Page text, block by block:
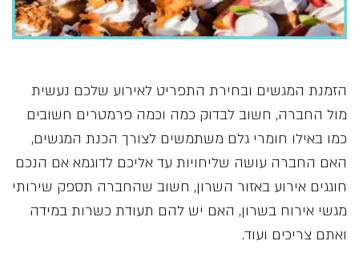
הזמנת המגשים ובחירת התפריט לאירוע שלכם נעשית
מול החברה, חשוב לבדוק כמה וכמה פרמטרים חשובים
כמו באילו חומרי גלם משתמשים לצורך הכנת המגשים,
האם החברה עושה שליחויות עד אליכם לדוגמא אם הנכם
חוגגים אירוע באזור השרון, חשוב שהחברה תספק שירותי
מגשי אירוח בשרון, האם יש להם תעודת כשרות במידה
ואתם צריכים ועוד.